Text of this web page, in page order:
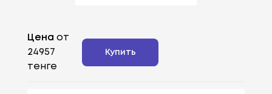
Цена от
24957
тенге
Купить